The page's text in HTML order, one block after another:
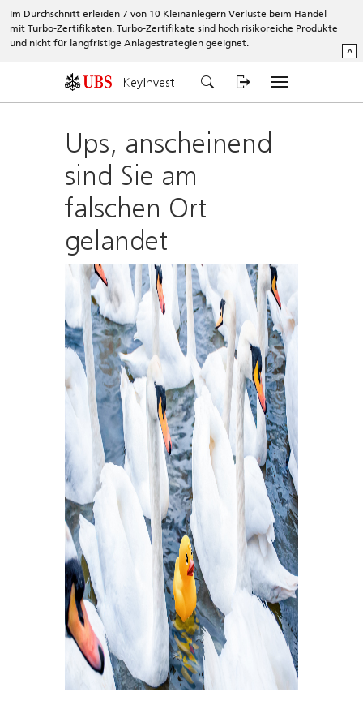
Im Durchschnitt erleiden 7 von 10 Kleinanlegern Verluste beim Handel
mit Turbo-Zertifikaten. Turbo-Zertifikate sind hoch risikoreiche Produkte
und nicht für langfristige Anlagestrategien geeignet.
^
KeyInvest
Ups, anscheinend
sind Sie am
falschen Ort
gelandet